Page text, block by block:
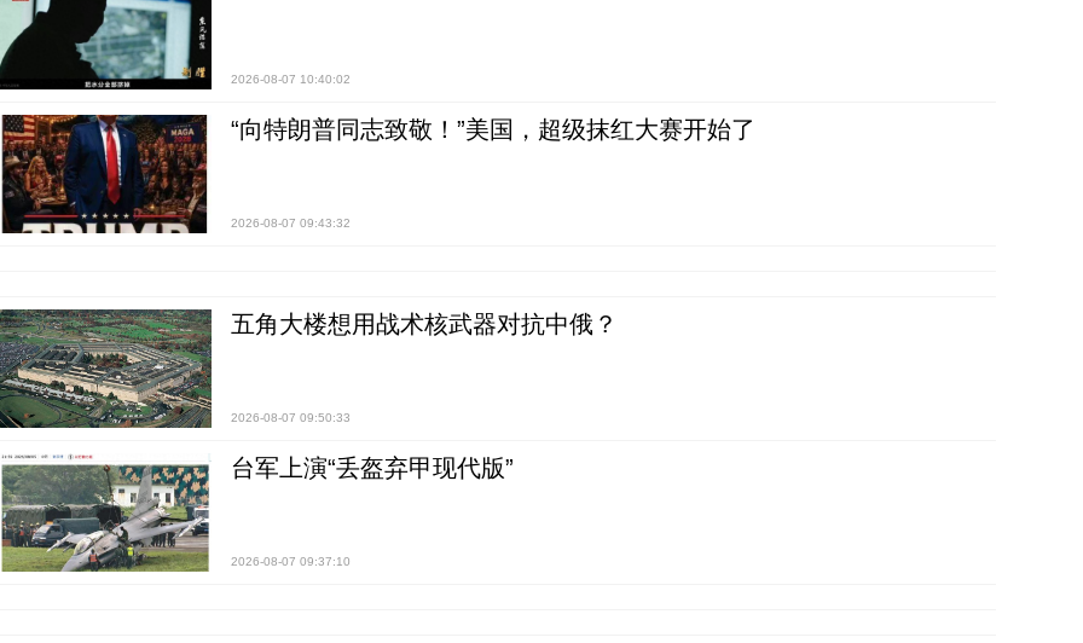
2026-08-07 10:40:02
“向特朗普同志致敬！”美国，超级抹红大赛开始了
2026-08-07 09:43:32
五角大楼想用战术核武器对抗中俄？
2026-08-07 09:50:33
台军上演“丢盔弃甲现代版”
2026-08-07 09:37:10